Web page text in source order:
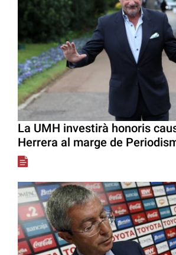
La UMH investirà honoris
Herrera al marge de